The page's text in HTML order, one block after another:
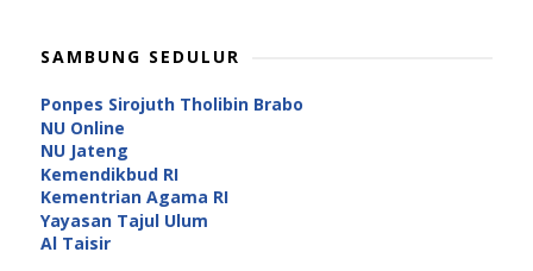
SAMBUNG SEDULUR
Ponpes Sirojuth Tholibin Brabo
NU Online
NU Jateng
Kemendikbud RI
Kementrian Agama RI
Yayasan Tajul Ulum
Al Taisir